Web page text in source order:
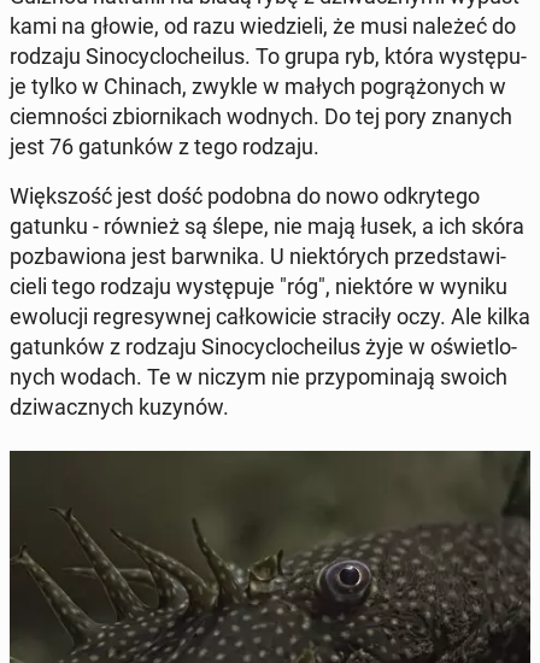
ka­mi na głowie, od razu wie­dzie­li, że musi należeć do
rodzaju Si­no­cyc­lo­che­ilus. To grupa ryb, która wy­stę­pu­
je tylko w Chinach, zwykle w małych po­grą­żo­nych w
ciem­no­ści zbior­ni­kach wodnych. Do tej pory znanych
jest 76 ga­tun­ków z tego rodzaju.
Więk­szość jest dość podobna do nowo od­kry­te­go
gatunku - również są ślepe, nie mają łusek, a ich skóra
po­zba­wio­na jest barw­ni­ka. U nie­któ­rych przed­sta­wi­
cie­li tego rodzaju wy­stę­pu­je "róg", nie­któ­re w wyniku
ewo­lu­cji re­gre­syw­nej cał­ko­wi­cie stra­ci­ły oczy. Ale kilka
ga­tun­ków z rodzaju Si­no­cyc­lo­che­ilus żyje w oświe­tlo­
nych wodach. Te w niczym nie przy­po­mi­na­ją swoich
dzi­wacz­nych kuzynów.